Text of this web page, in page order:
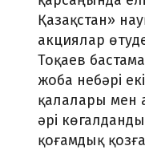
Қазақстан»
акциялар
Тоқаев
жоба небәрі
қалалары мен
әрі
қоғамдық